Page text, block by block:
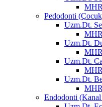
Pedodonti
Uzm.Dt.
Uzm.Dt.
Uzm.Dt.
Uzm.Dt.
Endodonti